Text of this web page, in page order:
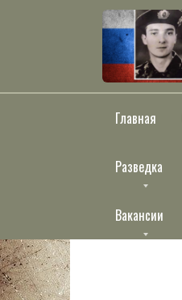
Главная
Разведка
Вакансии